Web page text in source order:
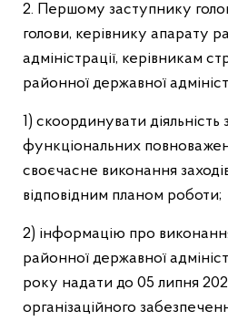
2. Першому заступнику
голови, керівнику апарату
адміністрації, керівникам
районної державної
1) скоординувати діяльність
функціональних
своєчасне виконання
відповідним планом роботи;
2) інформацію про
районної державної
року надати до 05 липня
організаційного